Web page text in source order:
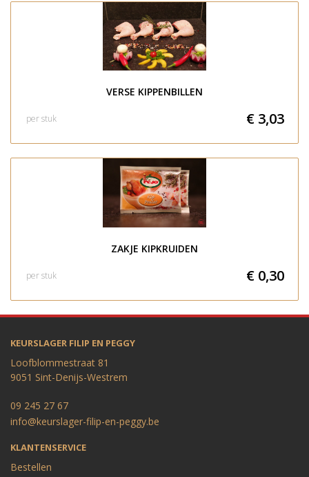
VERSE KIPPENBILLEN
€ 3,03
per stuk
ZAKJE KIPKRUIDEN
€ 0,30
per stuk
KEURSLAGER FILIP EN PEGGY
Loofblommestraat 81
9051 Sint-Denijs-Westrem
09 245 27 67
info@keurslager-filip-en-peggy.be
KLANTENSERVICE
Bestellen